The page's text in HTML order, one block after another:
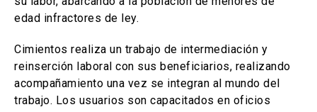
edad infractores de ley.
Cimientos realiza un trabajo de intermediación y
reinserción laboral con sus beneficiarios, realizando
acompañamiento una vez se integran al mundo del
trabajo. Los usuarios son capacitados en oficios